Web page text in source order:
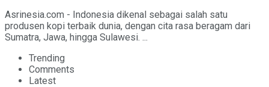
Asrinesia.com - Indonesia dikenal sebagai salah satu
produsen kopi terbaik dunia, dengan cita rasa beragam dari
Sumatra, Jawa, hingga Sulawesi. ...
Trending
Comments
Latest